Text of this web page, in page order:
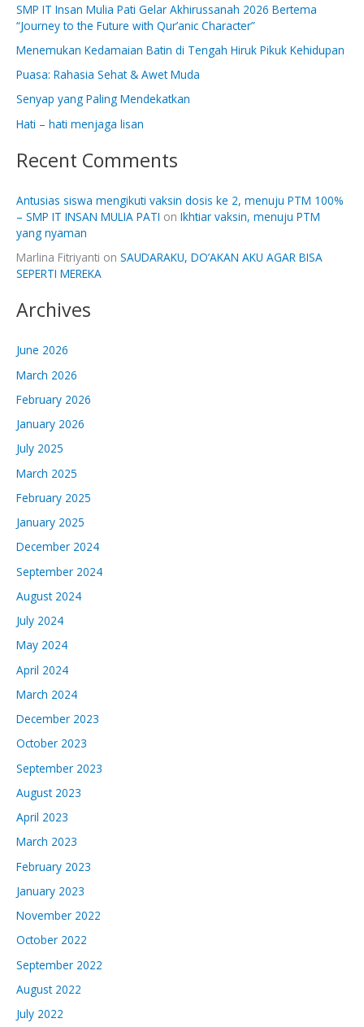
c
h
f
o
r
:
SMP IT Insan Mulia Pati Gelar Akhirussanah 2026 Bertema
“Journey to the Future with Qur’anic Character”
Menemukan Kedamaian Batin di Tengah Hiruk Pikuk Kehidupan
Puasa: Rahasia Sehat & Awet Muda
Senyap yang Paling Mendekatkan
Hati – hati menjaga lisan
Recent Comments
Antusias siswa mengikuti vaksin dosis ke 2, menuju PTM 100%
– SMP IT INSAN MULIA PATI on Ikhtiar vaksin, menuju PTM
yang nyaman
Marlina Fitriyanti on SAUDARAKU, DO’AKAN AKU AGAR BISA
SEPERTI MEREKA
Archives
June 2026
March 2026
February 2026
January 2026
July 2025
March 2025
February 2025
January 2025
December 2024
September 2024
August 2024
July 2024
May 2024
April 2024
March 2024
December 2023
October 2023
September 2023
August 2023
April 2023
March 2023
February 2023
January 2023
November 2022
October 2022
September 2022
August 2022
July 2022